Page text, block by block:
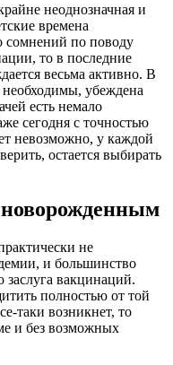
неоднозначная и
времена
сомнений по поводу
то в последние
весьма активно. В
убеждена
есть немало
сегодня с точностью
невозможно, у каждой
остается выбирать
не
и большинство
вакцинаций.
полностью от той
таки возникнет, то
и без возможных